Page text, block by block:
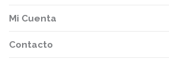
Mi Cuenta
Contacto